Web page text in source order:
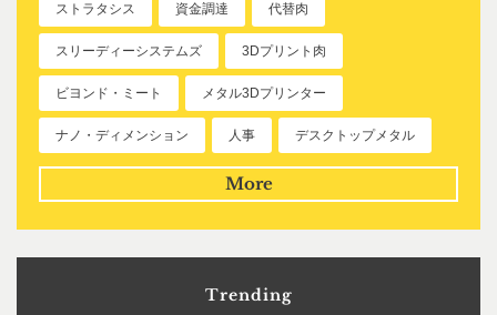
ストラタシス 資金調達 代替肉
スリーディーシステムズ 3Dプリント肉
ビヨンド・ミート メタル3Dプリンター
ナノ・ディメンション 人事 デスクトップメタル
More
Trending